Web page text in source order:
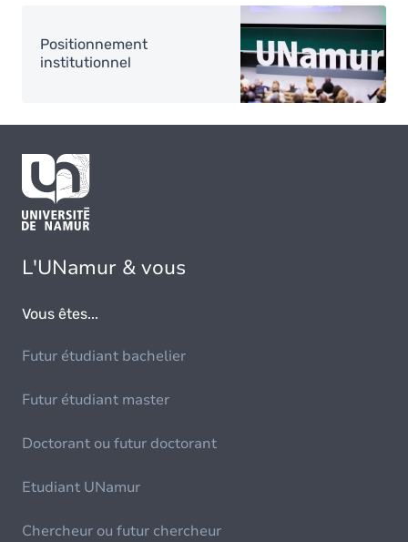
Image
Positionnement
institutionnel
L'UNamur & vous
Vous êtes...
Futur étudiant bachelier
Futur étudiant master
Doctorant ou futur doctorant
Etudiant UNamur
Chercheur ou futur chercheur